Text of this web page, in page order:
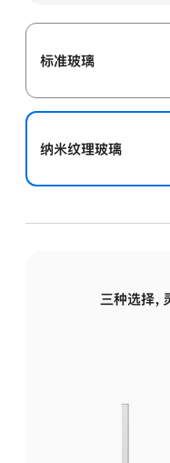
标准玻璃
纳米纹理玻璃
三种选择，